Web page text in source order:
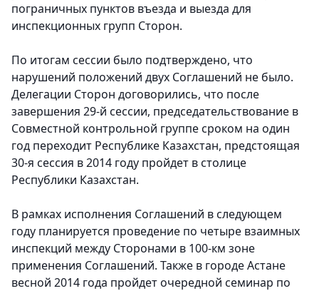
пограничных пунктов въезда и выезда для
инспекционных групп Сторон.
По итогам сессии было подтверждено, что
нарушений положений двух Соглашений не было.
Делегации Сторон договорились, что после
завершения 29-й сессии, председательствование в
Совместной контрольной группе сроком на один
год переходит Республике Казахстан, предстоящая
30-я сессия в 2014 году пройдет в столице
Республики Казахстан.
В рамках исполнения Соглашений в следующем
году планируется проведение по четыре взаимных
инспекций между Сторонами в 100-км зоне
применения Соглашений. Также в городе Астане
весной 2014 года пройдет очередной семинар по